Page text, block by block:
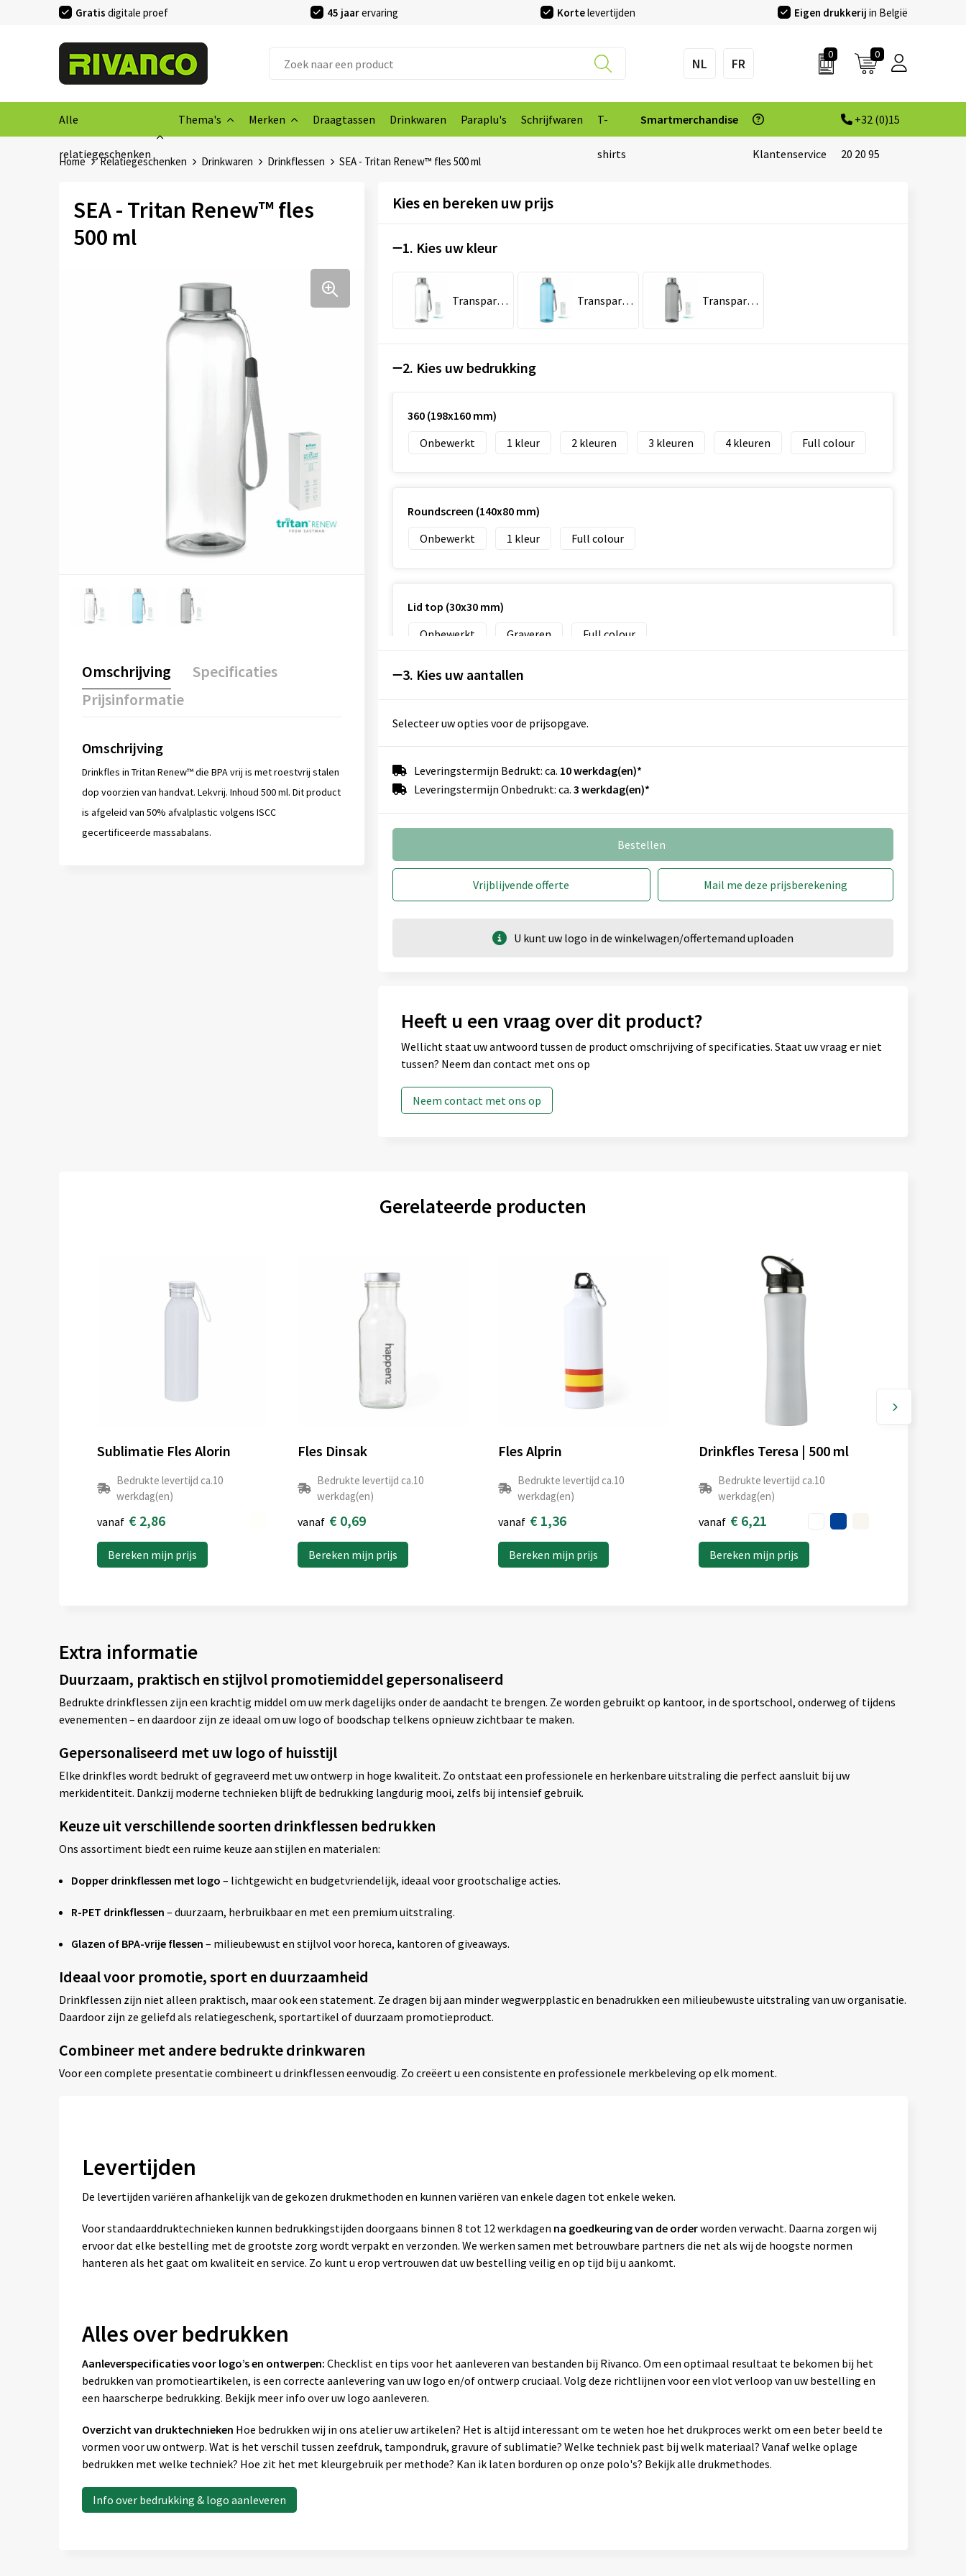
Gratis digitale proef 45 jaarervaring Kortelevertijden Eigen drukkerij in België
NL FR
0 0
Alle
relatiegeschenken
Thema's Merken Draagtassen Drinkwaren Paraplu's Schrijfwaren T-
shirts
Smartmerchandise
Klantenservice
+32 (0)15
20 20 95
Home Relatiegeschenken Drinkwaren Drinkflessen SEA - Tritan Renew™ fles 500 ml
SEA - Tritan Renew™ fles
500 ml
Omschrijving
Specificaties
Prijsinformatie
Omschrijving
Drinkfles in Tritan Renew™ die BPA vrij is met roestvrij stalen
dop voorzien van handvat. Lekvrij. Inhoud 500 ml. Dit product
is afgeleid van 50% afvalplastic volgens ISCC
gecertificeerde massabalans.
Kies en bereken uw prijs
1. Kies uw kleur
Transparant Transparant Blauw Transparant Grijs
2. Kies uw bedrukking
360 (198x160 mm)
Onbewerkt
1 2 3 4 Full colour
Roundscreen (140x80 mm)
Onbewerkt
1 Full colour
Lid top (30x30 mm)
Onbewerkt
Graveren Full colour
Onbewerkt
Graveren Full colour
Voorkant (30x80 mm)
Onbewerkt
1 2 3 4
3. Kies uw aantallen
Selecteer uw opties voor de prijsopgave.
Leveringstermijn Bedrukt: ca. 10 werkdag(en)*
Leveringstermijn Onbedrukt: ca. 3 werkdag(en)*
Bestellen
Vrijblijvende offerte Mail me deze prijsberekening
U kunt uw logo in de winkelwagen/offertemand uploaden
Heeft u een vraag over dit product?
Wellicht staat uw antwoord tussen de product omschrijving of specificaties. Staat uw vraag er niet
tussen? Neem dan contact met ons op
Neem contact met ons op
Gerelateerde producten
Sublimatie Fles Alorin
Bedrukte levertijd ca.10
werkdag(en)
vanaf € 2,86
Bereken mijn prijs
Fles Dinsak
Bedrukte levertijd ca.10
werkdag(en)
vanaf € 0,69
Bereken mijn prijs
Fles Alprin
Bedrukte levertijd ca.10
werkdag(en)
vanaf € 1,36
Bereken mijn prijs
Drinkfles Teresa | 500 ml
Bedrukte levertijd ca.10
werkdag(en)
vanaf € 6,21
Bereken mijn prijs
Extra informatie
Duurzaam, praktisch en stijlvol promotiemiddel gepersonaliseerd
Bedrukte drinkflessen zijn een krachtig middel om uw merk dagelijks onder de aandacht te brengen. Ze worden gebruikt op kantoor, in de sportschool, onderweg of tijdens
evenementen – en daardoor zijn ze ideaal om uw logo of boodschap telkens opnieuw zichtbaar te maken.
Gepersonaliseerd met uw logo of huisstijl
Elke drinkfles wordt bedrukt of gegraveerd met uw ontwerp in hoge kwaliteit. Zo ontstaat een professionele en herkenbare uitstraling die perfect aansluit bij uw
merkidentiteit. Dankzij moderne technieken blijft de bedrukking langdurig mooi, zelfs bij intensief gebruik.
Keuze uit verschillende soorten drinkflessen bedrukken
Ons assortiment biedt een ruime keuze aan stijlen en materialen:
Dopper drinkflessen met logo – lichtgewicht en budgetvriendelijk, ideaal voor grootschalige acties.
R-PET drinkflessen – duurzaam, herbruikbaar en met een premium uitstraling.
Glazen of BPA-vrije flessen – milieubewust en stijlvol voor horeca, kantoren of giveaways.
Ideaal voor promotie, sport en duurzaamheid
Drinkflessen zijn niet alleen praktisch, maar ook een statement. Ze dragen bij aan minder wegwerpplastic en benadrukken een milieubewuste uitstraling van uw organisatie.
Daardoor zijn ze geliefd als relatiegeschenk, sportartikel of duurzaam promotieproduct.
Combineer met andere bedrukte drinkwaren
Voor een complete presentatie combineert u drinkflessen eenvoudig. Zo creëert u een consistente en professionele merkbeleving op elk moment.
Levertijden
De levertijden variëren afhankelijk van de gekozen drukmethoden en kunnen variëren van enkele dagen tot enkele weken.
Voor standaarddruktechnieken kunnen bedrukkingstijden doorgaans binnen 8 tot 12 werkdagen na goedkeuring van de orderworden verwacht. Daarna zorgen wij
ervoor dat elke bestelling met de grootste zorg wordt verpakt en verzonden. We werken samen met betrouwbare partners die net als wij de hoogste normen
hanteren als het gaat om kwaliteit en service. Zo kunt u erop vertrouwen dat uw bestelling veilig en op tijd bij u aankomt.
Alles over bedrukken
Aanleverspecificaties voor logo’s en ontwerpen: Checklist en tips voor het aanleveren van bestanden bij Rivanco. Om een optimaal resultaat te bekomen bij het
bedrukken van promotieartikelen, is een correcte aanlevering van uw logo en/of ontwerp cruciaal. Volg deze richtlijnen voor een vlot verloop van uw bestelling en
een haarscherpe bedrukking. Bekijk meer info over uw logo aanleveren.
Overzicht van druktechnieken Hoe bedrukken wij in ons atelier uw artikelen? Het is altijd interessant om te weten hoe het drukproces werkt om een beter beeld te
vormen voor uw ontwerp. Wat is het verschil tussen zeefdruk, tampondruk, gravure of sublimatie? Welke techniek past bij welk materiaal? Vanaf welke oplage
bedrukken met welke techniek? Hoe zit het met kleurgebruik per methode? Kan ik laten borduren op onze polo's? Bekijk alle drukmethodes.
Info over bedrukking & logo aanleveren